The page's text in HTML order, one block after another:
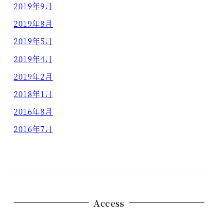
2019年9月
2019年8月
2019年5月
2019年4月
2019年2月
2018年1月
2016年8月
2016年7月
Access